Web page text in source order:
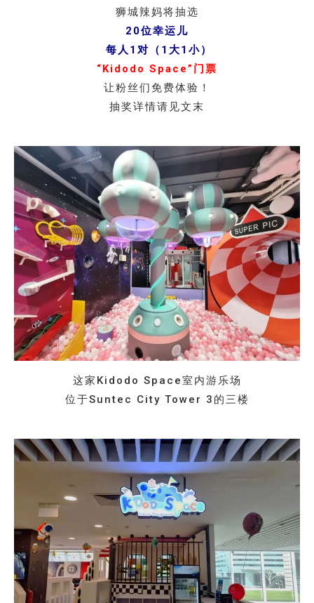
狮城辣妈将抽选
20位幸运儿
每人1对（1大1小）
“Kidodo Space”门票
让粉丝们免费体验！
抽奖详情请见文末
这家Kidodo Space室内游乐场
位于Suntec City Tower 3的三楼